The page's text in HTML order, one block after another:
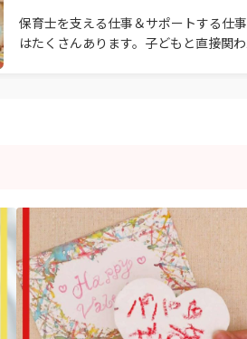
保育士を支える仕事＆サポートする仕事
はたくさんあります。子どもと直接関わ